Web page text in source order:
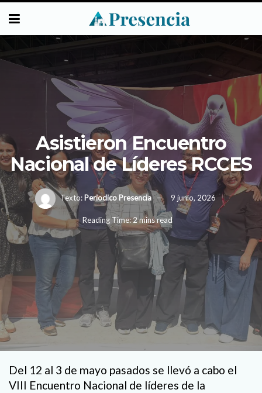
Asistieron Encuentro
Nacional de Líderes RCCES
Texto: Periodico Presencia 9 junio, 2026
Reading Time: 2 mins read
Del 12 al 3 de mayo pasados se llevó a cabo el
VIII Encuentro Nacional de líderes de la